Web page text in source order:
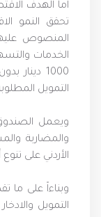
اما الهدف
تحقق النمو
المنصوص
الخدمات
التمويل المطلوبة و120 شهر في حال تمويل الشقق
ويعمل
والمضاربة
الأردني على
وبناءاً على ما
التمويل